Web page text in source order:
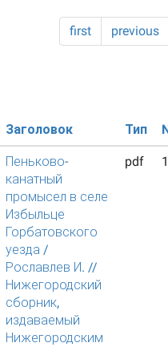
first previous
Заголовок Тип
Пеньково-
канатный
промысел в селе
Избыльце
Горбатовского
уезда /
Рославлев И. //
Нижегородский
сборник,
издаваемый
Нижегородским
pdf